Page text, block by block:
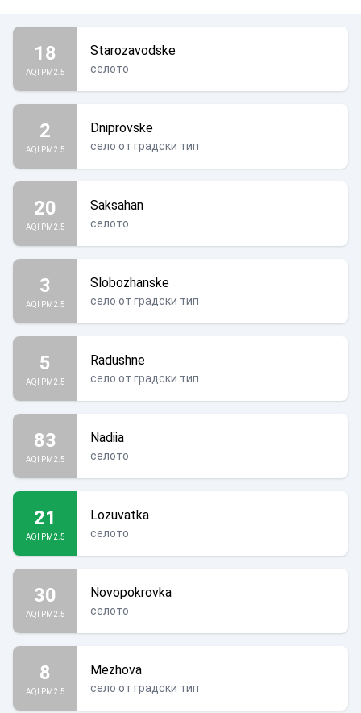
18
AQI PM2.5
Starozavodske
селото
2
AQI PM2.5
Dniprovske
село от градски тип
20
AQI PM2.5
Saksahan
селото
3
AQI PM2.5
Slobozhanske
село от градски тип
5
AQI PM2.5
Radushne
село от градски тип
83
AQI PM2.5
Nadiia
селото
21
AQI PM2.5
Lozuvatka
селото
30
AQI PM2.5
Novopokrovka
селото
8
AQI PM2.5
Mezhova
село от градски тип